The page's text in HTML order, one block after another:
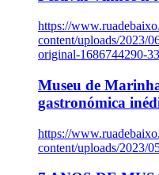
https://
content/uploads/2023/
original-1686744290-
Museu de
gastronómica
https://
content/uploads/2023/